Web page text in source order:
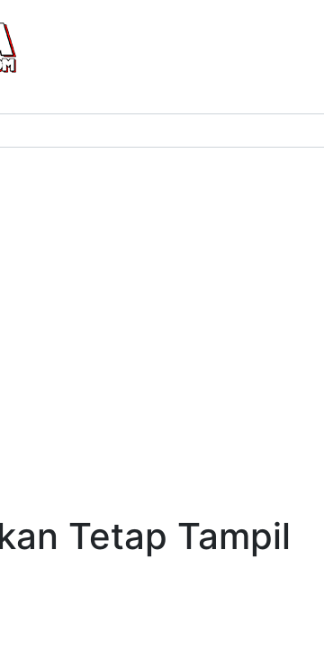
Tetap Tampil